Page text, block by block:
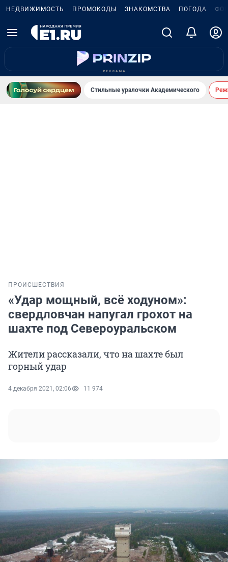
НЕДВИЖИМОСТЬ ПРОМОКОДЫ ЗНАКОМСТВА ПОГОДА
Стильные уралочки Академического
ПРОИСШЕСТВИЯ
«Удар мощный, всё ходуном»:
свердловчан напугал грохот на
шахте под Североуральском
Жители рассказали, что на шахте был
горный удар
4 декабря 2021, 02:06 11 974